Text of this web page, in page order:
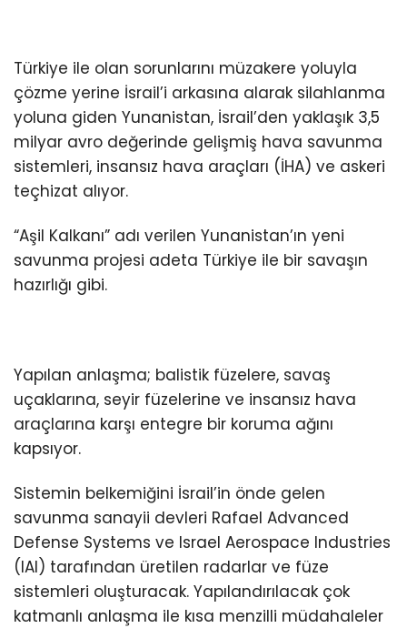
Türkiye ile olan sorunlarını müzakere yoluyla
çözme yerine İsrail’i arkasına alarak silahlanma
yoluna giden Yunanistan, İsrail’den yaklaşık 3,5
milyar avro değerinde gelişmiş hava savunma
sistemleri, insansız hava araçları (İHA) ve askeri
teçhizat alıyor.
“Aşil Kalkanı” adı verilen Yunanistan’ın yeni
savunma projesi adeta Türkiye ile bir savaşın
hazırlığı gibi.
Yapılan anlaşma; balistik füzelere, savaş
uçaklarına, seyir füzelerine ve insansız hava
araçlarına karşı entegre bir koruma ağını
kapsıyor.
Sistemin belkemiğini İsrail’in önde gelen
savunma sanayii devleri Rafael Advanced
Defense Systems ve Israel Aerospace Industries
(IAI) tarafından üretilen radarlar ve füze
sistemleri oluşturacak. Yapılandırılacak çok
katmanlı anlaşma ile kısa menzilli müdahaleler